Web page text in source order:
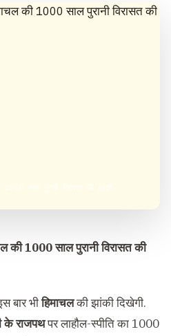
की 1000 साल पुरानी ‌विरासत की
बार भीहिमाचलकी झांकी दिखेगी.
के राजपथपर लाहौल-स्पीति का 1000